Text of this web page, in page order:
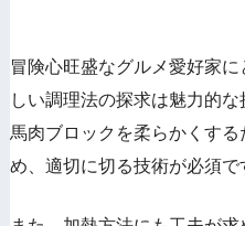
冒険心旺盛なグルメ愛好家
しい調理法の探求は魅力的な
馬肉ブロックを柔らかくす
め、適切に切る技術が必須で